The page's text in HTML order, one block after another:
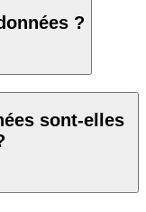
?
sont-elles